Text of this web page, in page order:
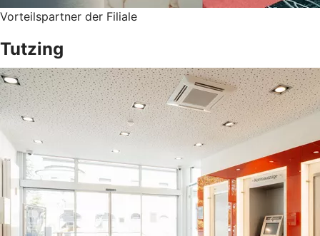
Vorteilspartner der Filiale
Tutzing